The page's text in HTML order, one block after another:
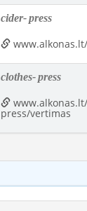
cider-press
clothes-press
press/vertimas